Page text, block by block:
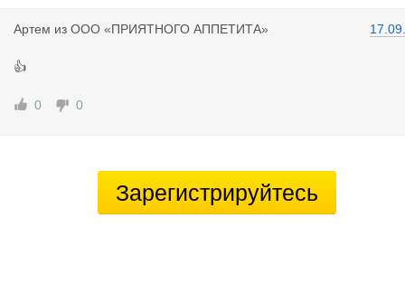
Артем из ООО «ПРИЯТНОГО АППЕТИТА»
👍
0 0
Зарегистрируйтесь